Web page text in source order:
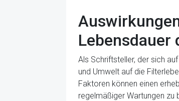
Lebensdauer
Als Schriftsteller, der sich
und Umwelt auf die
Faktoren können einen
regelmäßiger Wartungen zu